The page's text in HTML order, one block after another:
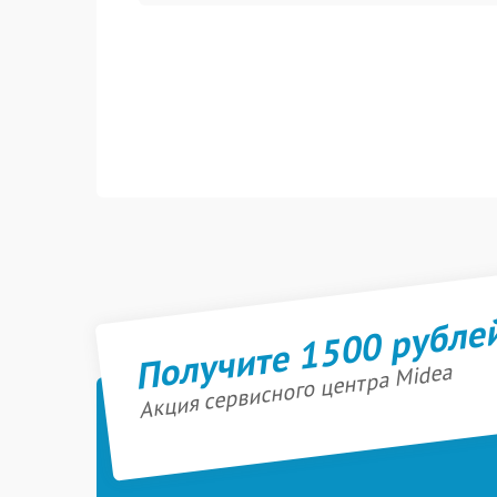
Получите 1500
Акция сервисного центра Midea